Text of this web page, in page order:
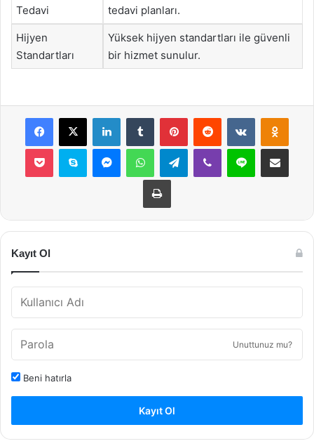
Tedavi
tedavi planları.
Hijyen
Standartları
Yüksek hijyen standartları ile güvenli
bir hizmet sunulur.
Facebook
X LinkedInTumblr PinterestReddit VKontakte
Pocket Skype MessengerWhatsAppTelegramViber Line E-Posta ile
Yazdır
Kayıt Ol
Unuttunuz mu?
Beni hatırla
Kayıt Ol